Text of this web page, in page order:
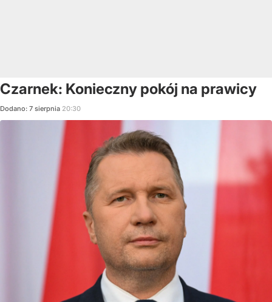
Czarnek: Konieczny pokój na prawicy
Dodano: 7 sierpnia 20:30